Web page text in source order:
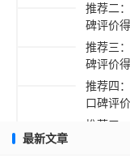
推荐二
碑评价
推荐三
碑评价
推荐四
口碑评
推荐五
最新文章